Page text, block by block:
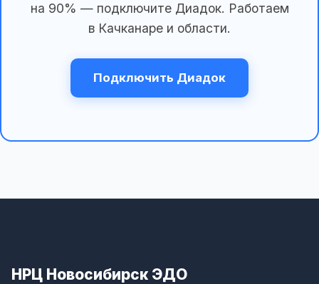
на 90% — подключите Диадок. Работаем
в Качканаре и области.
Подключить Диадок
НРЦ Новосибирск ЭДО